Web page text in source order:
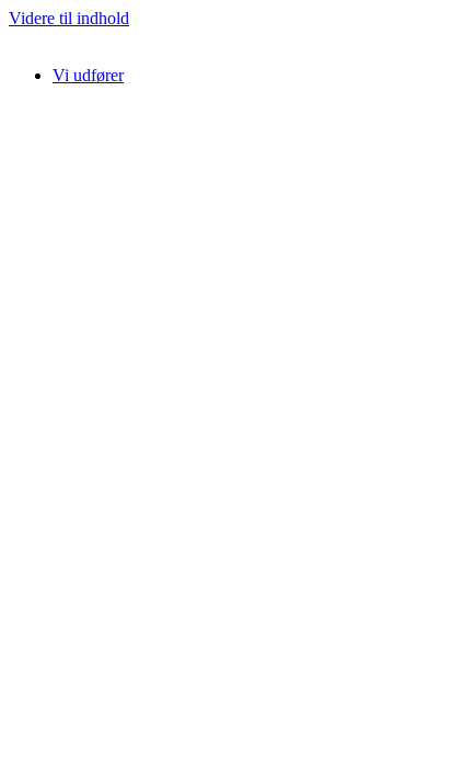
Videre til indhold
Vi udfører